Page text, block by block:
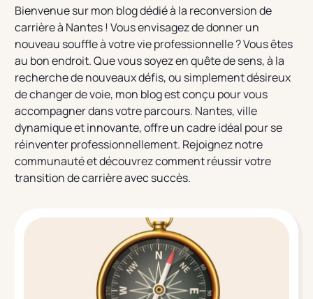
Bienvenue sur mon blog dédié à la reconversion de
carrière à Nantes ! Vous envisagez de donner un
nouveau souffle à votre vie professionnelle ? Vous êtes
au bon endroit. Que vous soyez en quête de sens, à la
recherche de nouveaux défis, ou simplement désireux
de changer de voie, mon blog est conçu pour vous
accompagner dans votre parcours. Nantes, ville
dynamique et innovante, offre un cadre idéal pour se
réinventer professionnellement. Rejoignez notre
communauté et découvrez comment réussir votre
transition de carrière avec succès.